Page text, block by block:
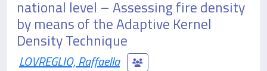
national level – Assessing fire density
by means of the Adaptive Kernel
Density Technique
LOVREGLIO, Raffaella